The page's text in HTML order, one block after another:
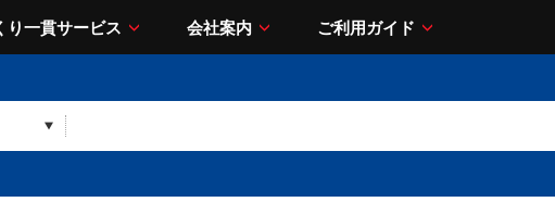
り一貫サービス 会社案内 ご利用ガイド